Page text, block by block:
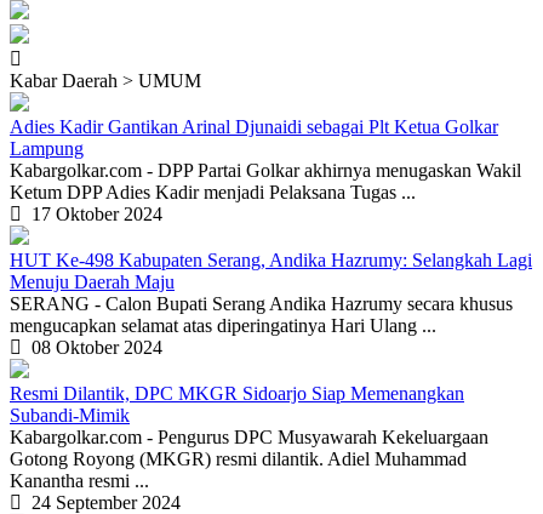
Kabar Daerah > UMUM
Adies Kadir Gantikan Arinal Djunaidi sebagai Plt Ketua Golkar
Lampung
Kabargolkar.com - DPP Partai Golkar akhirnya menugaskan Wakil
Ketum DPP Adies Kadir menjadi Pelaksana Tugas ...
17 Oktober 2024
HUT Ke-498 Kabupaten Serang, Andika Hazrumy: Selangkah Lagi
Menuju Daerah Maju
SERANG - Calon Bupati Serang Andika Hazrumy secara khusus
mengucapkan selamat atas diperingatinya Hari Ulang ...
08 Oktober 2024
Resmi Dilantik, DPC MKGR Sidoarjo Siap Memenangkan
Subandi-Mimik
Kabargolkar.com - Pengurus DPC Musyawarah Kekeluargaan
Gotong Royong (MKGR) resmi dilantik. Adiel Muhammad
Kanantha resmi ...
24 September 2024